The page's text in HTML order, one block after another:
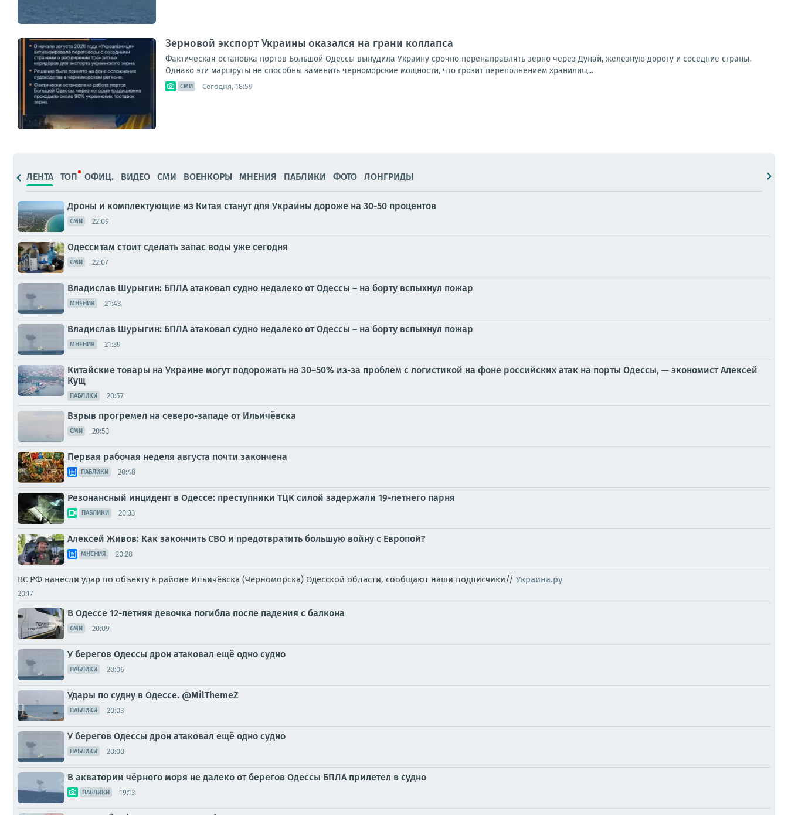
Зерновой экспорт Украины оказался на грани коллапса
Фактическая остановка портов Большой Одессы вынудила Украину срочно перенаправлять зерно через Дунай, железную дорогу и соседние страны.
Однако эти маршруты не способны заменить черноморские мощности, что грозит переполнением хранилищ...
СМИ Сегодня, 18:59
ЛЕНТА ТОП ОФИЦ. ВИДЕО СМИ ВОЕНКОРЫ МНЕНИЯ ПАБЛИКИ ФОТО ЛОНГРИДЫ
Дроны и комплектующие из Китая станут для Украины дороже на 30-50 процентов
СМИ 22:09
Одесситам стоит сделать запас воды уже сегодня
СМИ 22:07
Владислав Шурыгин: БПЛА атаковал судно недалеко от Одессы – на борту вспыхнул пожар
МНЕНИЯ 21:43
Владислав Шурыгин: БПЛА атаковал судно недалеко от Одессы – на борту вспыхнул пожар
МНЕНИЯ 21:39
Китайские товары на Украине могут подорожать на 30–50% из-за проблем с логистикой на фоне российских атак на порты Одессы, — экономист Алексей
Кущ
ПАБЛИКИ 20:57
Взрыв прогремел на северо-западе от Ильичёвска
СМИ 20:53
Первая рабочая неделя августа почти закончена
ПАБЛИКИ 20:48
Резонансный инцидент в Одессе: преступники ТЦК силой задержали 19-летнего парня
ПАБЛИКИ 20:33
Алексей Живов: Как закончить СВО и предотвратить большую войну с Европой?
МНЕНИЯ 20:28
ВС РФ нанесли удар по объекту в районе Ильичёвска (Черноморска) Одесской области, сообщают наши подписчики// Украина.ру
20:17
В Одессе 12-летняя девочка погибла после падения с балкона
СМИ 20:09
У берегов Одессы дрон атаковал ещё одно судно
ПАБЛИКИ 20:06
Удары по судну в Одессе. @MilThemeZ
ПАБЛИКИ 20:03
У берегов Одессы дрон атаковал ещё одно судно
ПАБЛИКИ 20:00
В акватории чёрного моря не далеко от берегов Одессы БПЛА прилетел в судно
ПАБЛИКИ 19:13